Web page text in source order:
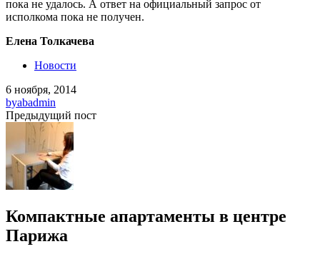
пока не удалось. А ответ на официальный запрос от
исполкома пока не получен.
Елена Толкачева
Новости
6 ноября, 2014
byabadmin
Предыдущий пост
Компактные апартаменты в центре
Парижа